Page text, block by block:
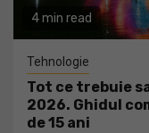
4 min read
Tehnologie
Tot ce trebuie
2026. Ghidul
de 15 ani